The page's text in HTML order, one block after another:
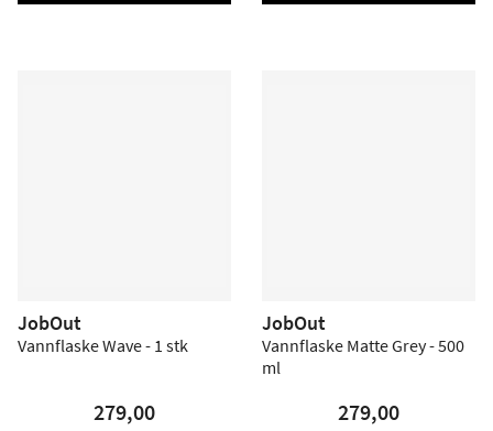
JobOut
Vannflaske Wave - 1 stk
279,00
JobOut
Vannflaske Matte Grey - 500
ml
279,00